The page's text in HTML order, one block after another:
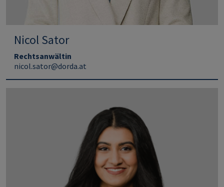
Nicol Sator
Rechtsanwältin
nicol.sator@dorda.at